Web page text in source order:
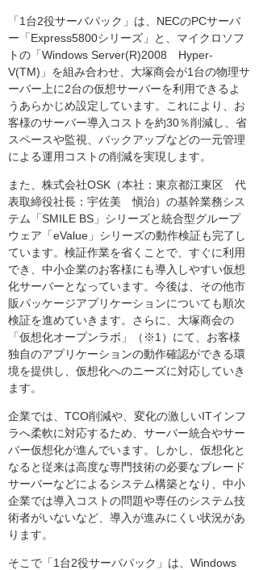
「1台2役サーバパック」は、NECのPCサーバ
ー「Express5800シリーズ」と、マイクロソフ
トの「Windows Server(R)2008 Hyper-
V(TM)」を組み合わせ、大塚商会が1台の物理サ
ーバー上に2台の仮想サーバーを利用できるよ
うあらかじめ設定しています。これにより、お
客様のサーバー導入コストを約30％削減し、省
スペースや監視、バックアップなどの一元管理
による運用コストの削減を実現します。
また、株式会社OSK（本社：東京都江東区 代
表取締役社長：宇佐美 愼治）の基幹業務シス
テム「SMILE BS」シリーズと統合型グループ
ウェア「eValue」シリーズの動作検証も完了し
ています。検証作業を省くことで、すぐに利用
でき、中小企業のお客様にも導入しやすい仮想
化サーバーとなっています。今後は、その他市
販パッケージアプリケーションについても順次
検証を進めていきます。さらに、大塚商会の
「仮想化オープンラボ」（※1）にて、お客様
独自のアプリケーションの動作確認ができる環
境を提供し、仮想化へのニーズに対応していき
ます。
企業では、TCO削減や、変化の激しいITインフ
ラへ柔軟に対応するため、サーバー統合やサー
バー仮想化が進んでいます。しかし、仮想化と
なると従来は高度な専門技術の必要なブレード
サーバーなどによるシステム構築となり、中小
企業では導入コストの問題や専任のシステム技
術者がいないなど、導入が進みにくい状況があ
ります。
そこで「1台2役サーバパック」は、Windows